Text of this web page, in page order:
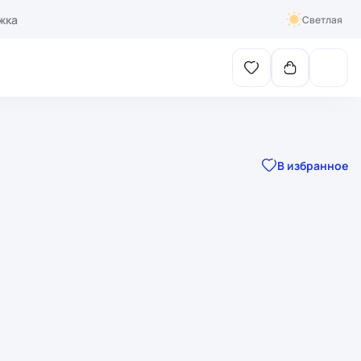
Светлая
В избранное